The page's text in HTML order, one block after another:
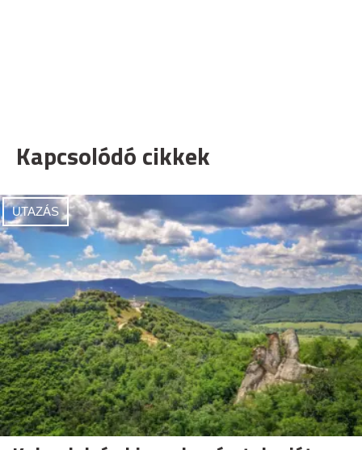
Kapcsolódó cikkek
UTAZÁS